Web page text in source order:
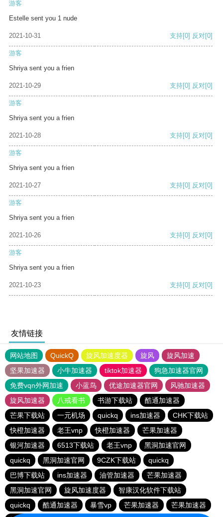
游客
Estelle sent you 1 nude
2021-10-31 支持[0] 反对[0]
游客
Shriya sent you a frien
2021-10-29 支持[0] 反对[0]
游客
Shriya sent you a frien
2021-10-28 支持[0] 反对[0]
游客
Shriya sent you a frien
2021-10-27 支持[0] 反对[0]
游客
Shriya sent you a frien
2021-10-26 支持[0] 反对[0]
游客
Shriya sent you a frien
2021-10-23 支持[0] 反对[0]
友情链接
网站地图 QuickQ 旋风加速度器 旋风
旋风加速
坚果加速器
小牛加速器 tiktok加速器
狗急加速器官网
免费vqn外网加速
小蓝鸟 优途加速器官网
风驰加速器
旋风加速器
八戒看书 书游下载站
酷通加速器
芒果下载站
一元机场 quickq ins加速器
CHK下载站
快橙加速器
老王vnp 快橙加速器
芒果加速器
银河加速器
6513下载站 老王vnp
黑洞加速官网
quickq
黑洞加速官网 9CZK下载站
quickq
巴博下载站
ins加速器 油管加速器
芒果加速器
黑洞加速官网
旋风加速度器
智康汉化软件下载站
quickq
酷通加速器 暴雪vp 芒果加速器
芒果加速器